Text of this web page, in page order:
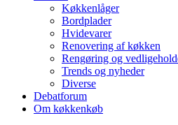
Køkkenlåger
Bordplader
Hvidevarer
Renovering af køkken
Rengøring og
Trends og nyheder
Diverse
Debatforum
Om køkkenkøb